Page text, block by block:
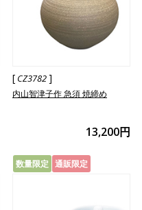
[ CZ3782]
内山智津子作 急須 焼締め
13,200円
数量限定 通販限定